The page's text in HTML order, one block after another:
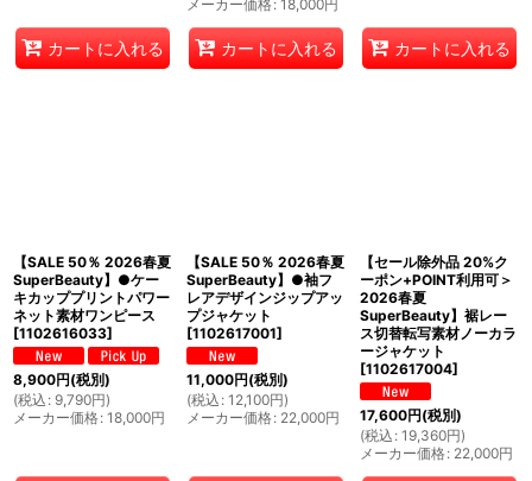
カートに入れる
メーカー価格: 18,000円
カートに入れる カートに入れる
【SALE 50％ 2026春夏
SuperBeauty】●ケー
キカッププリントパワー
ネット素材ワンピース
[1102616033]
8,900円(税別)
(税込 : 9,790円)
メーカー価格: 18,000円
【SALE 50％ 2026春夏
SuperBeauty】●袖フ
レアデザインジップアッ
プジャケット
[1102617001]
11,000円(税別)
(税込 : 12,100円)
メーカー価格: 22,000円
【セール除外品 20%ク
ーポン+POINT利用可＞
2026春夏
SuperBeauty】裾レー
ス切替転写素材ノーカラ
ージャケット
[1102617004]
17,600円(税別)
(税込 : 19,360円)
メーカー価格: 22,000円